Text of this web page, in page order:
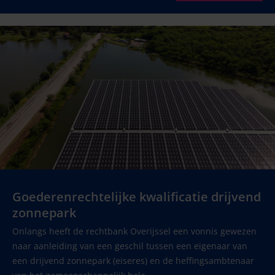
Goederenrechtelijke kwalificatie drijvend
zonnepark
Onlangs heeft de rechtbank Overijssel een vonnis gewezen
naar aanleiding van een geschil tussen een eigenaar van
een drijvend zonnepark (eiseres) en de heffingsambtenaar